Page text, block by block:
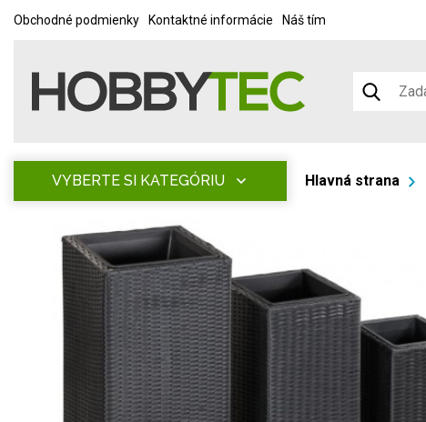
Obchodné podmienky Kontaktné informácie Náš tím
VYBERTE SI KATEGÓRIU Hlavná strana